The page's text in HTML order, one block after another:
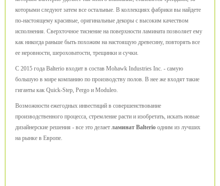
которыми следуют затем все остальные. В коллекциях фабрики вы найдете
по-настоящему красивые, оригинальные декоры с высоким качеством
исполнения. Сверхточное тиснение на поверхности ламината позволяет ему
как никогда раньше быть похожим на настоящую древесину, повторять все
ее неровности, шероховатости, трещинки и сучки.
С 2015 года Balterio входит в состав Mohawk Industries Inc. - самую
большую в мире компанию по производству полов. В нее же входят такие
гиганты как Quick-Step, Pergo и Moduleo.
Возможности ежегодных инвестиций в совершенствование
производственного процесса, стремление расти и изобретать, искать новые
дизайнерские решения - все это делает ламинат Balterio одним из лучших
на рынке в Европе.